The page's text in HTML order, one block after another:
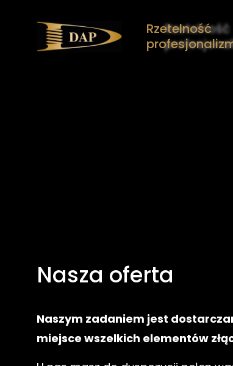
Rzetelność
Nasza oferta
Naszym zadaniem jest
miejsce wszelkich elementów